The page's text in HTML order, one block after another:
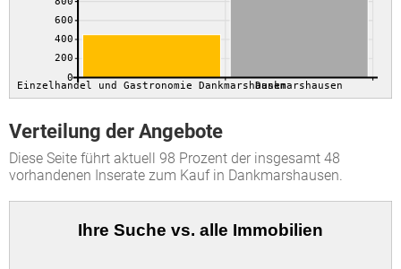
0
200
400
600
Einzelhandel und Gastronomie DankmarshausenDankmarshausen
Verteilung der Angebote
Diese Seite führt aktuell 98 Prozent der insgesamt 48
vorhandenen Inserate zum Kauf in Dankmarshausen.
Ihre Suche vs. alle Immobilien